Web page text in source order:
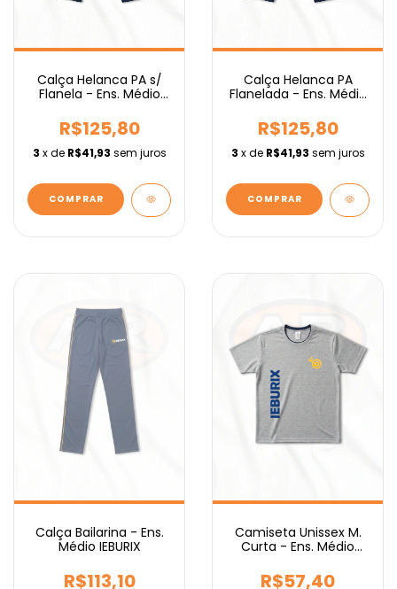
Calça Helanca PA s/
Flanela - Ens. Médio
R$125,80
3 x de R$41,93 sem juros
COMPRAR
Calça Helanca PA
Flanelada - Ens. Médio
R$125,80
3 x de R$41,93 sem juros
COMPRAR
Calça Bailarina - Ens.
Médio IEBURIX
R$113,10
Camiseta Unissex M.
Curta - Ens. Médio
R$57,40